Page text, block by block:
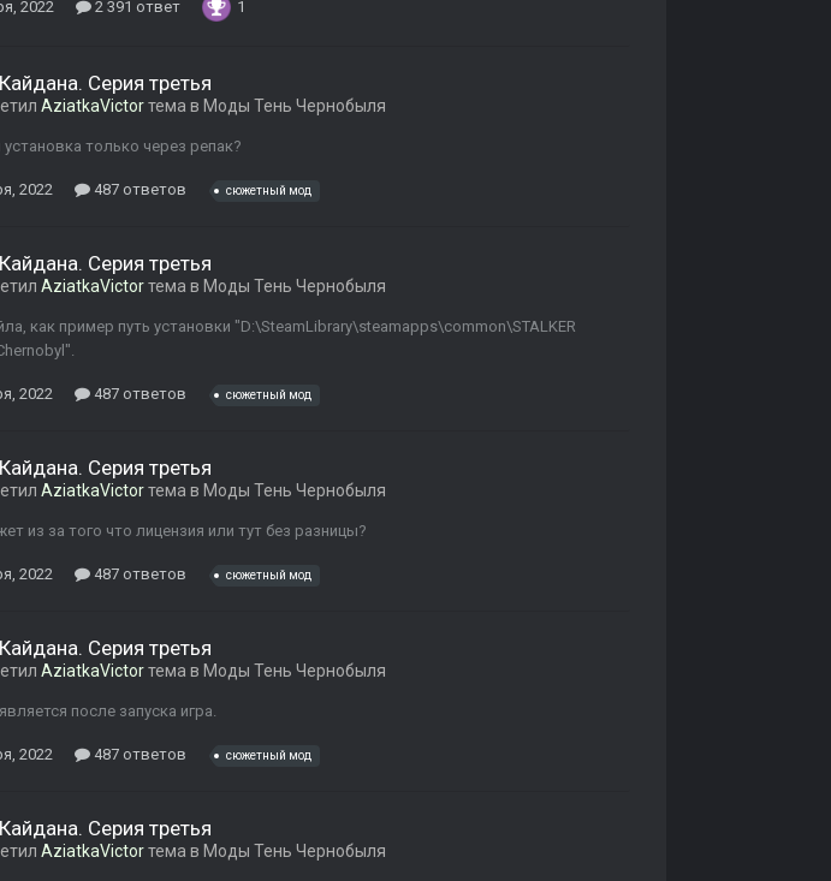
2022 2 391 ответ 1
Серия третья
AziatkaVictorтема в Моды Тень Чернобыля
только через репак?
2022 487 ответов сюжетный мод
Серия третья
AziatkaVictorтема в Моды Тень Чернобыля
как пример путь установки "D:\SteamLibrary\steamapps\common\STALKER
2022 487 ответов сюжетный мод
Серия третья
AziatkaVictorтема в Моды Тень Чернобыля
из за того что лицензия или тут без разницы?
2022 487 ответов сюжетный мод
Серия третья
AziatkaVictorтема в Моды Тень Чернобыля
после запуска игра.
2022 487 ответов сюжетный мод
Серия третья
AziatkaVictorтема в Моды Тень Чернобыля